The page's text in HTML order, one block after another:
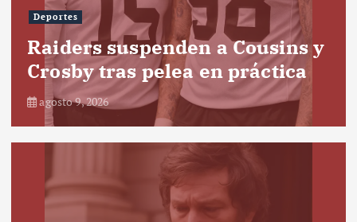
Deportes
Raiders suspenden a Cousins y
Crosby tras pelea en práctica
agosto 9, 2026